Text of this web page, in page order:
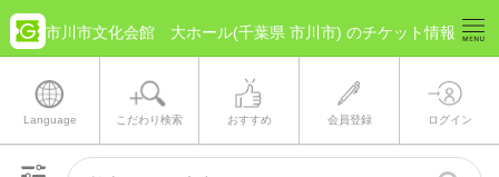
市川市文化会館 大ホール(千葉県 市川市) のチケット情報
Language こだわり検索 おすすめ 会員登録 ログイン